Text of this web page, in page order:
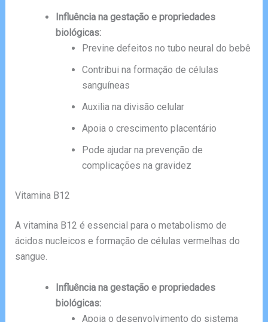
Influência na gestação e propriedades
biológicas:
Previne defeitos no tubo neural do bebê
Contribui na formação de células
sanguíneas
Auxilia na divisão celular
Apoia o crescimento placentário
Pode ajudar na prevenção de
complicações na gravidez
Vitamina B12
A vitamina B12 é essencial para o metabolismo de
ácidos nucleicos e formação de células vermelhas do
sangue.
Influência na gestação e propriedades
biológicas:
Apoia o desenvolvimento do sistema